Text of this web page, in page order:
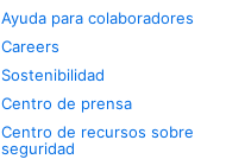
Ayuda para colaboradores
Careers
Sostenibilidad
Centro de prensa
Centro de recursos sobre
seguridad